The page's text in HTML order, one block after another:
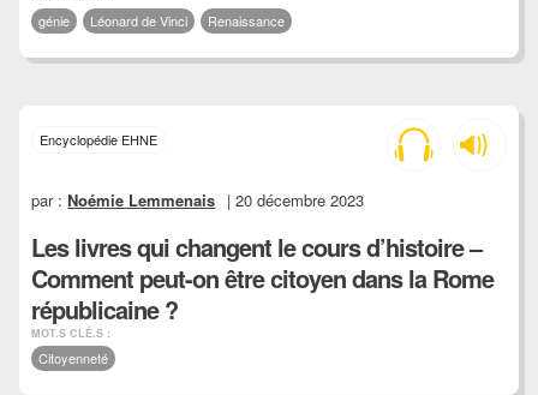
génie Léonard de Vinci Renaissance
Encyclopédie EHNE
par :Noémie Lemmenais | 20 décembre 2023
Les livres qui changent le cours d’histoire –
Comment peut-on être citoyen dans la Rome
républicaine ?
MOT.S CLÉ.S :
Citoyenneté